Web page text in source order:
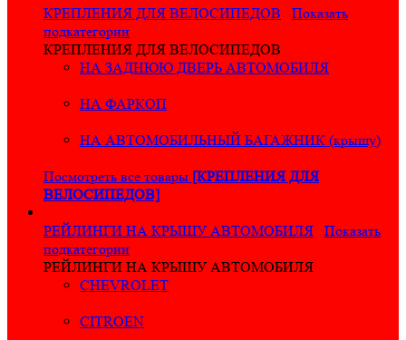
КРЕПЛЕНИЯ ДЛЯ ВЕЛОСИПЕДОВ
Показать
подкатегории
КРЕПЛЕНИЯ ДЛЯ ВЕЛОСИПЕДОВ
НА ЗАДНЮЮ ДВЕРЬ АВТОМОБИЛЯ
НА ФАРКОП
НА АВТОМОБИЛЬНЫЙ БАГАЖНИК (крышу)
Посмотреть все товары [КРЕПЛЕНИЯ ДЛЯ
ВЕЛОСИПЕДОВ]
РЕЙЛИНГИ НА КРЫШУ АВТОМОБИЛЯ
Показать
подкатегории
РЕЙЛИНГИ НА КРЫШУ АВТОМОБИЛЯ
CHEVROLET
CITROEN